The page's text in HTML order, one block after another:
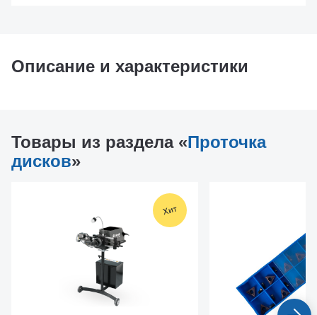
Описание и характеристики
Товары из раздела «Проточка
дисков»